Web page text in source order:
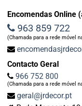
Encomendas Online
963 859 722
(Chamada para a rede móvel
Contacto Geral
966 752 800
(Chamada para a rede móvel
geral@jrdecor.pt